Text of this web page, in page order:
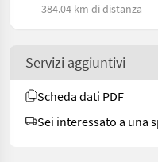
384.04 km di distanza
Servizi aggiuntivi
Scheda dati PDF
Sei interessato a una